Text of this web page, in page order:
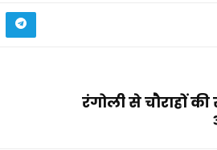
रंगोली से चौराहों